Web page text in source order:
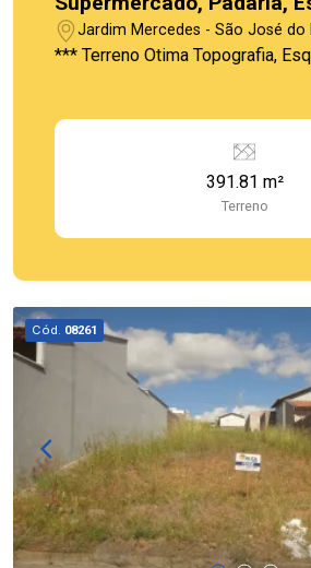
Jardim Mercedes - São José do
*** Terreno Otima Topografia,
391.81 m²
Terreno
Cód. 08261